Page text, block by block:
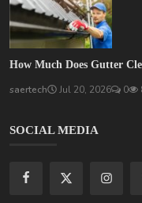
How Much Does Gutter
saertech Jul 20, 2026 0
SOCIAL MEDIA